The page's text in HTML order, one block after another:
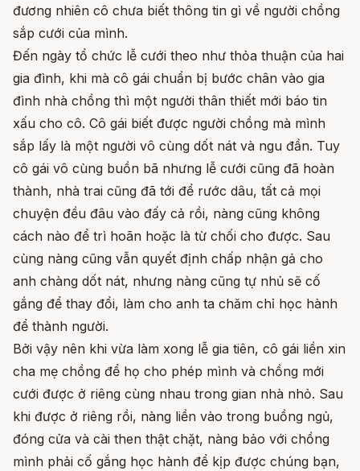
đương nhiên cô chưa biết thông tin gì về người chồng
sắp cưới của mình.
Đến ngày tổ chức lễ cưới theo như thỏa thuận của hai
gia đình, khi mà cô gái chuẩn bị bước chân vào gia
đình nhà chồng thì một người thân thiết mới báo tin
xấu cho cô. Cô gái biết được người chồng mà mình
sắp lấy là một người vô cùng dốt nát và ngu đần. Tuy
cô gái vô cùng buồn bã nhưng lễ cưới cũng đã hoàn
thành, nhà trai cũng đã tới để rước dâu, tất cả mọi
chuyện đều đâu vào đấy cả rồi, nàng cũng không
cách nào để trì hoãn hoặc là từ chối cho được. Sau
cùng nàng cũng vẫn quyết định chấp nhận gả cho
anh chàng dốt nát, nhưng nàng cũng tự nhủ sẽ cố
gắng để thay đổi, làm cho anh ta chăm chỉ học hành
để thành người.
Bởi vậy nên khi vừa làm xong lễ gia tiên, cô gái liền xin
cha mẹ chồng để họ cho phép mình và chồng mới
cưới được ở riêng cùng nhau trong gian nhà nhỏ. Sau
khi được ở riêng rồi, nàng liền vào trong buồng ngủ,
đóng cửa và cài then thật chặt, nàng bảo với chồng
mình phải cố gắng học hành để kịp được chúng bạn,